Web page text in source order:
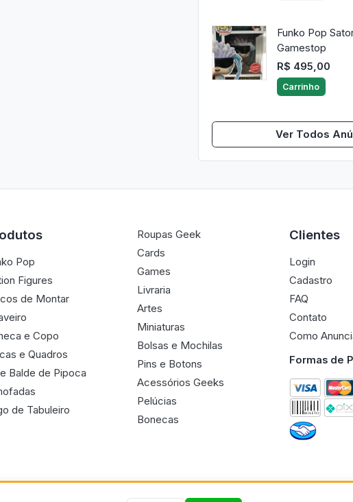
Funko Pop
Gamestop
R$ 495,00
Carrinho
Ver Todos
Pop
Figures
de Montar
e Copo
e Quadros
Balde de Pipoca
de Tabuleiro
Roupas Geek
Cards
Games
Livraria
Artes
Miniaturas
Bolsas e Mochilas
Pins e Botons
Acessórios Geeks
Pelúcias
Bonecas
Clientes
Login
Cadastro
FAQ
Contato
Como
Formas de